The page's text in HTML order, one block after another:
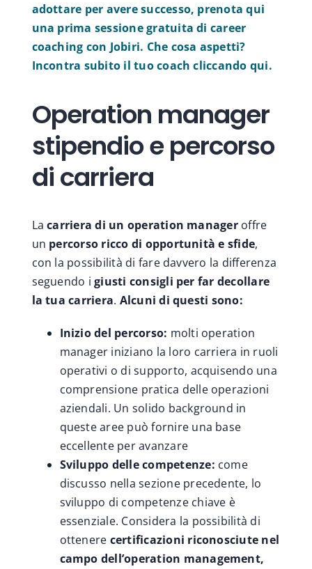
adottare per avere successo, prenota qui
una prima sessione gratuita di career
coaching con Jobiri. Che cosa aspetti?
Incontra subito il tuo coach cliccando qui.
Operation manager
stipendio e percorso
di carriera
La carriera di un operation manageroffre
un percorso ricco di opportunità e sfide,
con la possibilità di fare davvero la differenza
seguendo i giusti consigli per far decollare
la tua carriera. Alcuni di questi sono:
Inizio del percorso: molti operation
manager iniziano la loro carriera in ruoli
operativi o di supporto, acquisendo una
comprensione pratica delle operazioni
aziendali. Un solido background in
queste aree può fornire una base
eccellente per avanzare
Sviluppo delle competenze: come
discusso nella sezione precedente, lo
sviluppo di competenze chiave è
essenziale. Considera la possibilità di
ottenere certificazioni riconosciute nel
campo dell’operation management,